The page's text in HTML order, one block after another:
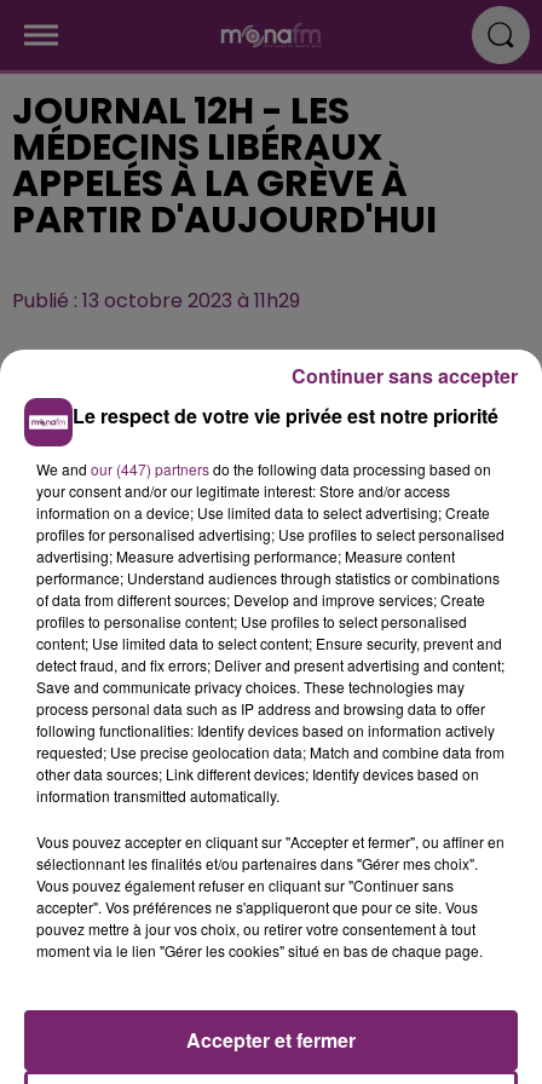
JOURNAL 12H - LES
MÉDECINS LIBÉRAUX
APPELÉS À LA GRÈVE À
PARTIR D'AUJOURD'HUI
Publié : 13 octobre 2023 à 11h29
ACTUS RADIO
PODCASTS
PHOTOS
Le respect de votre vie privée est notre priorité
We and our (447) partnersdo the following data processing based on
your consent and/or our legitimate interest: Store and/or access
information on a device; Use limited data to select advertising; Create
profiles for personalised advertising; Use profiles to select personalised
advertising; Measure advertising performance; Measure content
performance; Understand audiences through statistics or combinations
of data from different sources; Develop and improve services; Create
profiles to personalise content; Use profiles to select personalised
content; Use limited data to select content; Ensure security, prevent and
detect fraud, and fix errors; Deliver and present advertising and content;
Save and communicate privacy choices. These technologies may
process personal data such as IP address and browsing data to offer
following functionalities: Identify devices based on information actively
requested; Use precise geolocation data; Match and combine data from
other data sources; Link different devices; Identify devices based on
information transmitted automatically.
Vous pouvez accepter en cliquant sur "Accepter et fermer", ou affiner en
sélectionnant les finalités et/ou partenaires dans "Gérer mes choix".
Vous pouvez également refuser en cliquant sur "Continuer sans
accepter". Vos préférences ne s'appliqueront que pour ce site. Vous
pouvez mettre à jour vos choix, ou retirer votre consentement à tout
moment via le lien "Gérer les cookies" situé en bas de chaque page.
Accepter et fermer
Continuer sans accepter